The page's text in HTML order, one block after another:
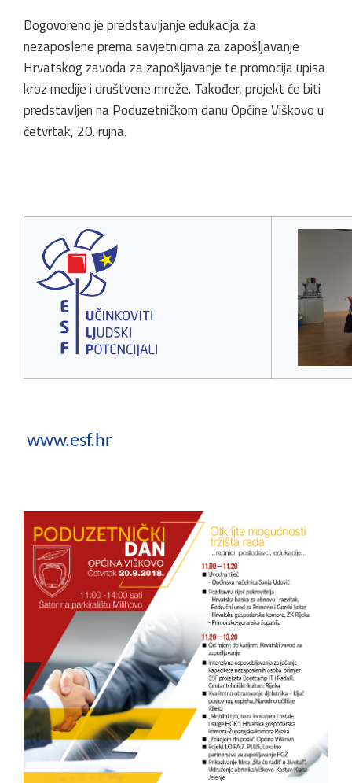
Dogovoreno je predstavljanje edukacija za
nezaposlene prema savjetnicima za zapošljavanje
Hrvatskog zavoda za zapošljavanje te promocija upisa
kroz medije i društvene mreže. Također, projekt će biti
predstavljen na Poduzetničkom danu Općine Viškovo u
četvrtak, 20. rujna.
www.esf.hr